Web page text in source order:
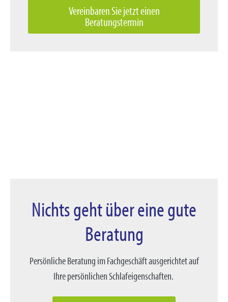
Vereinbaren Sie jetzt einen
Beratungstermin
Nichts geht über eine gute
Beratung
Persönliche Beratung im Fachgeschäft ausgerichtet auf
Ihre persönlichen Schlafeigenschaften.